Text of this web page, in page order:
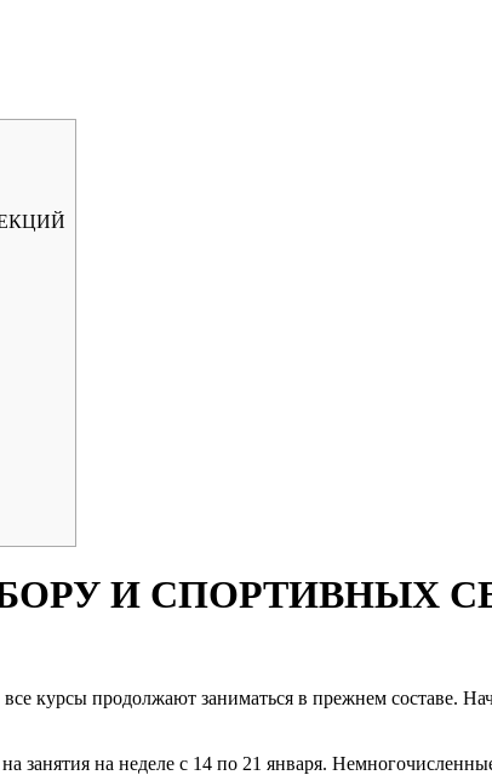
И СПОРТИВНЫХ
курсы продолжают заниматься в прежнем составе.
занятия на неделе с 14 по 21 января.